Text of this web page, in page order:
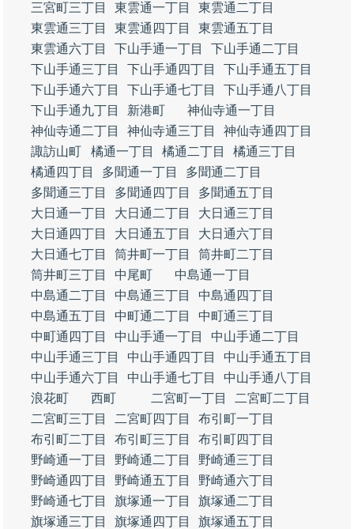
三宮町三丁目
東雲通一丁目
東雲通二丁目
東雲通三丁目
東雲通四丁目
東雲通五丁目
東雲通六丁目
下山手通一丁目
下山手通二丁目
下山手通三丁目
下山手通四丁目
下山手通五丁目
下山手通六丁目
下山手通七丁目
下山手通八丁目
下山手通九丁目
新港町
神仙寺通一丁目
神仙寺通二丁目
神仙寺通三丁目
神仙寺通四丁目
諏訪山町
橘通一丁目 橘通二丁目
橘通三丁目
橘通四丁目
多聞通一丁目
多聞通二丁目
多聞通三丁目
多聞通四丁目
多聞通五丁目
大日通一丁目
大日通二丁目
大日通三丁目
大日通四丁目
大日通五丁目
大日通六丁目
大日通七丁目
筒井町一丁目
筒井町二丁目
筒井町三丁目
中尾町
中島通一丁目
中島通二丁目
中島通三丁目
中島通四丁目
中島通五丁目
中町通二丁目
中町通三丁目
中町通四丁目
中山手通一丁目
中山手通二丁目
中山手通三丁目
中山手通四丁目
中山手通五丁目
中山手通六丁目
中山手通七丁目
中山手通八丁目
浪花町
西町 二宮町一丁目
二宮町二丁目
二宮町三丁目
二宮町四丁目
布引町一丁目
布引町二丁目
布引町三丁目
布引町四丁目
野崎通一丁目
野崎通二丁目
野崎通三丁目
野崎通四丁目
野崎通五丁目
野崎通六丁目
野崎通七丁目
旗塚通一丁目
旗塚通二丁目
旗塚通三丁目
旗塚通四丁目
旗塚通五丁目